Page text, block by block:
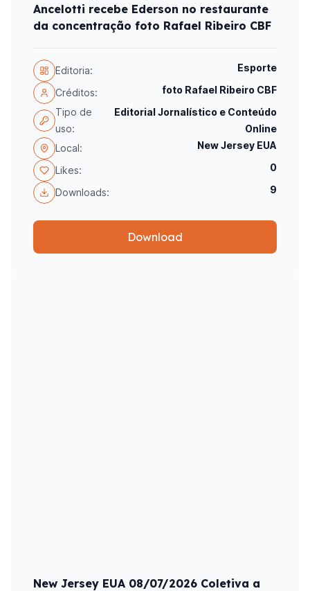
Ancelotti recebe Ederson no restaurante
da concentração foto Rafael Ribeiro CBF
Editoria: Esporte
Créditos:
foto Rafael Ribeiro CBF
Tipo de
uso:
Editorial Jornalístico e Conteúdo
Online
Local:
New Jersey EUA
Likes: 0
Downloads: 9
Download
New Jersey EUA 08/07/2026 Coletiva a